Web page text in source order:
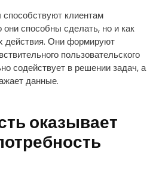
клиентам
способны сделать, но и как
действия. Они формируют
пользовательского
содействует в решении задач, а
данные.
оказывает